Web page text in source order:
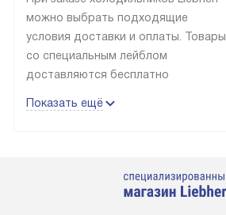
можно выбрать подходящие
условия доставки и оплаты. Товары
со специальным лейблом
доставляются бесплатно
до подъезда, выезд за МКАД
в течение трех дней. Доставка
Показать ещё